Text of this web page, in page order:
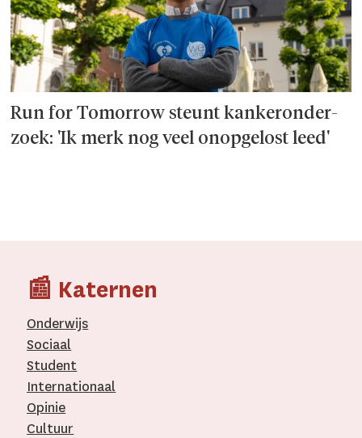
Run for Tomorrow steunt kanker­onder­
zoek: 'Ik merk nog veel onopgelost leed'
📰 Katernen
Onderwijs
Sociaal
Student
Internationaal­
Opinie
Cultuur